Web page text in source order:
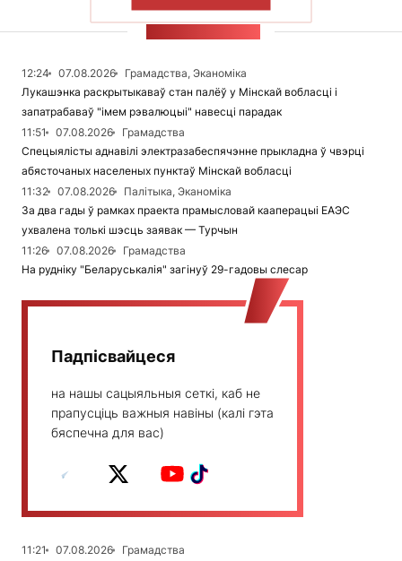
12:24 07.08.2026
Грамадства, Эканоміка
Лукашэнка раскрытыкаваў стан палёў у Мінскай вобласці і
запатрабаваў "імем рэвалюцыі" навесці парадак
11:51
07.08.2026
Грамадства
Спецыялісты аднавілі электразабеспячэнне прыкладна ў чвэрці
абясточаных населеных пунктаў Мінскай вобласці
11:32
07.08.2026
Палітыка, Эканоміка
За два гады ў рамках праекта прамысловай кааперацыі ЕАЭС
ухвалена толькі шэсць заявак — Турчын
11:26
07.08.2026
Грамадства
На рудніку "Беларуськалія" загінуў 29-гадовы слесар
Падпісвайцеся
на нашы сацыяльныя сеткі, каб не
прапусціць важныя навіны (калі гэта
бяспечна для вас)
11:21 07.08.2026
Грамадства